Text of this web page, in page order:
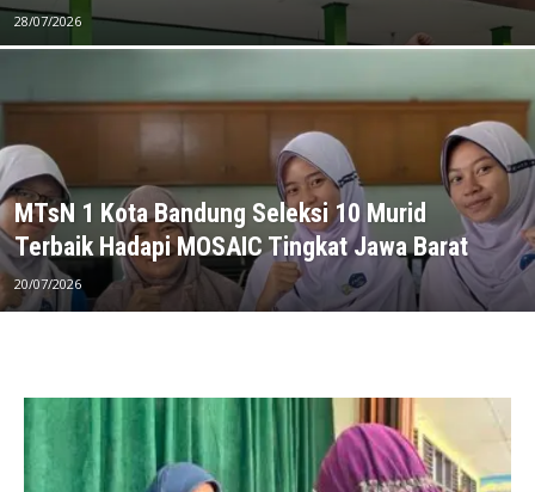
28/07/2026
MTsN 1 Kota Bandung Seleksi 10 Murid
Terbaik Hadapi MOSAIC Tingkat Jawa Barat
20/07/2026